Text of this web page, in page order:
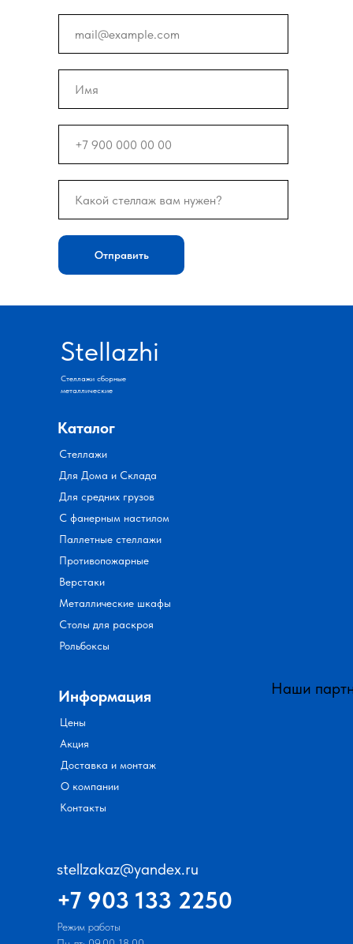
Отправить
Стеллажи сборные
металлические
Stellazhi
Информация
Цены
Акция
Доставка и монтаж
О компании
Контакты
Режим работы
stellzakaz@yandex.ru
+7 903 133 2250
Каталог
Стеллажи
Для Дома и Склада
Для средних грузов
С фанерным настилом
Паллетные стеллажи
Противопожарные
Верстаки
Металлические шкафы
Столы для раскроя
Рольбоксы
Наши